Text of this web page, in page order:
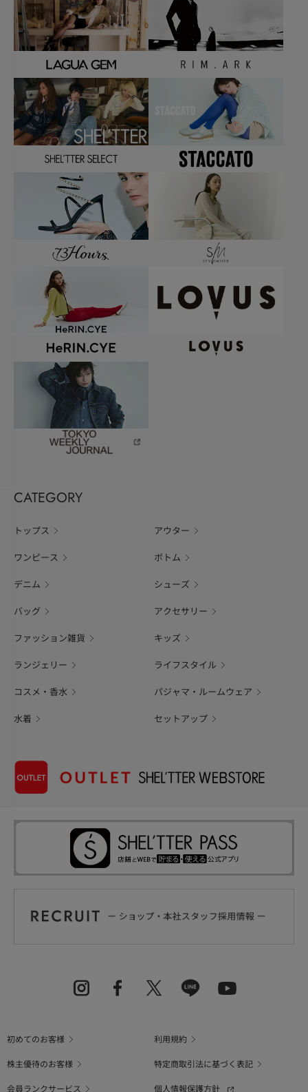
CATEGORY
トップス アウター
ワンピース ボトム
デニム シューズ
バッグ アクセサリー
ファッション雑貨 キッズ
ランジェリー ライフスタイル
コスメ・香水 パジャマ・ルームウェア
水着 セットアップ
初めてのお客様
利用規約
株主優待のお客様
特定商取引法に基づく表記
会員ランクサービス
個人情報保護方針